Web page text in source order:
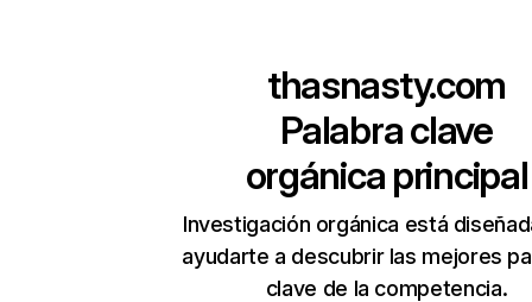
thasnasty.com
Palabra clave
orgánica principal
Investigación orgánica está
ayudarte a descubrir las mejores
clave de la competencia.